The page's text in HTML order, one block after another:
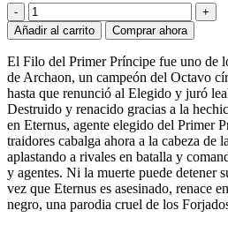
Eternus,
Filo
del
Primer
Príncipe
cantidad
Añadir al carrito Comprar ahora
El Filo del Primer Príncipe fue uno de
de Archaon, un campeón del Octavo
hasta que renunció al Elegido y juró
Destruido y renacido gracias a la
en Eternus, agente elegido del Primer
traidores cabalga ahora a la cabeza de
aplastando a rivales en batalla y
y agentes. Ni la muerte puede detener
vez que Eternus es asesinado, renace
negro, una parodia cruel de los